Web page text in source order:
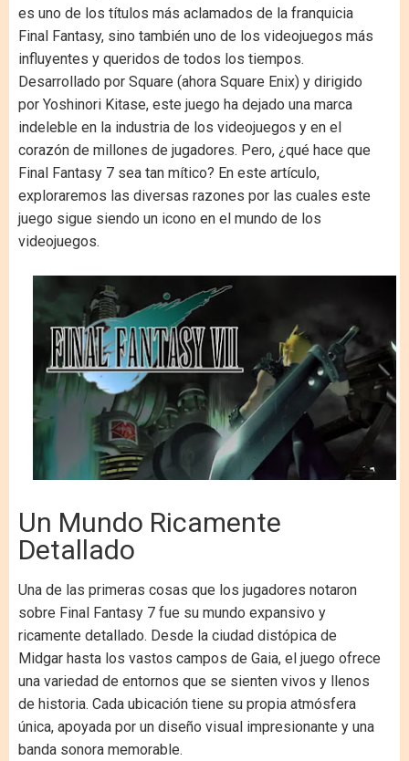
es uno de los títulos más aclamados de la franquicia
Final Fantasy, sino también uno de los videojuegos más
influyentes y queridos de todos los tiempos.
Desarrollado por Square (ahora Square Enix) y dirigido
por Yoshinori Kitase, este juego ha dejado una marca
indeleble en la industria de los videojuegos y en el
corazón de millones de jugadores. Pero, ¿qué hace que
Final Fantasy 7 sea tan mítico? En este artículo,
exploraremos las diversas razones por las cuales este
juego sigue siendo un icono en el mundo de los
videojuegos.
Un Mundo Ricamente
Detallado
Una de las primeras cosas que los jugadores notaron
sobre Final Fantasy 7 fue su mundo expansivo y
ricamente detallado. Desde la ciudad distópica de
Midgar hasta los vastos campos de Gaia, el juego ofrece
una variedad de entornos que se sienten vivos y llenos
de historia. Cada ubicación tiene su propia atmósfera
única, apoyada por un diseño visual impresionante y una
banda sonora memorable.